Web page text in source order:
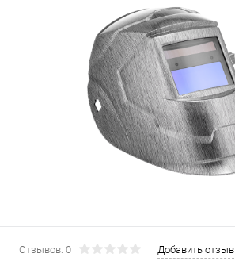
Отзывов: 0
Добавить отзыв